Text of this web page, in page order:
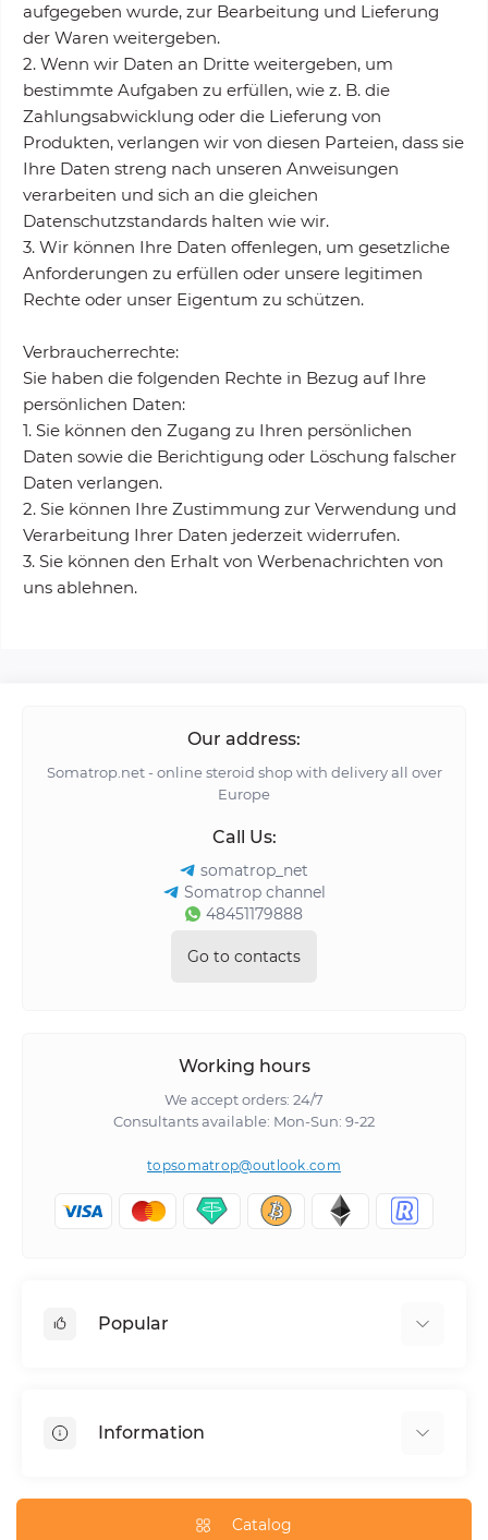
aufgegeben wurde, zur Bearbeitung und Lieferung
der Waren weitergeben.
2. Wenn wir Daten an Dritte weitergeben, um
bestimmte Aufgaben zu erfüllen, wie z. B. die
Zahlungsabwicklung oder die Lieferung von
Produkten, verlangen wir von diesen Parteien, dass sie
Ihre Daten streng nach unseren Anweisungen
verarbeiten und sich an die gleichen
Datenschutzstandards halten wie wir.
3. Wir können Ihre Daten offenlegen, um gesetzliche
Anforderungen zu erfüllen oder unsere legitimen
Rechte oder unser Eigentum zu schützen.
Verbraucherrechte:
Sie haben die folgenden Rechte in Bezug auf Ihre
persönlichen Daten:
1. Sie können den Zugang zu Ihren persönlichen
Daten sowie die Berichtigung oder Löschung falscher
Daten verlangen.
2. Sie können Ihre Zustimmung zur Verwendung und
Verarbeitung Ihrer Daten jederzeit widerrufen.
3. Sie können den Erhalt von Werbenachrichten von
uns ablehnen.
Our address:
Somatrop.net - online steroid shop with delivery all over
Europe
Call Us:
somatrop_net
Somatrop channel
48451179888
Go to contacts
Working hours
We accept orders: 24/7
Consultants available: Mon-Sun: 9-22
topsomatrop@outlook.com
Popular
Testosterone enanthate
Sustanon
Information
How to buy electronic dollar (USD₮)
Catalog